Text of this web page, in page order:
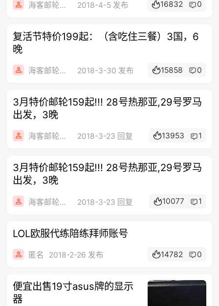
海客邮轮旅行社 2018-4-5 发布 16832 0
复活节特价199起：（含吃住三餐）3国，6
晚
海客邮轮旅行社 2018-3-30 发布 15858 0
3月特价邮轮159起!!! 28号热那亚,29号罗马
出发，3晚
海客邮轮旅行社 2018-3-23 回复 13953 1
3月特价邮轮159起!!! 28号热那亚,29号罗马
出发，3晚
海客邮轮旅行社 2018-3-23 回复 10077 1
LOL欧服代练陪练拜师账号
匿名 2018-2-26 发布 14782 0
便宜出售19寸asus牌的显示
器